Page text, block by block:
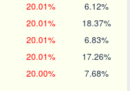
20.01% 6.12%
20.01% 18.37%
20.01% 6.83%
20.01% 17.26%
20.00% 7.68%